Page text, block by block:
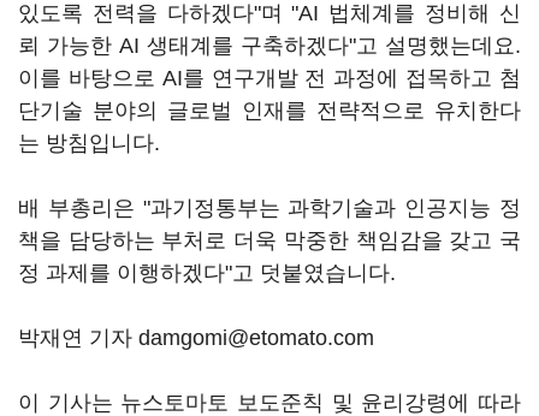
있도록 전력을 다하겠다"며 "AI 법체계를 정비해 신
뢰 가능한 AI 생태계를 구축하겠다"고 설명했는데요.
이를 바탕으로 AI를 연구개발 전 과정에 접목하고 첨
단기술 분야의 글로벌 인재를 전략적으로 유치한다
는 방침입니다.
배 부총리은 "과기정통부는 과학기술과 인공지능 정
책을 담당하는 부처로 더욱 막중한 책임감을 갖고 국
정 과제를 이행하겠다"고 덧붙였습니다.
박재연 기자 damgomi@etomato.com
이 기사는 뉴스토마토 보도준칙 및 윤리강령에 따라